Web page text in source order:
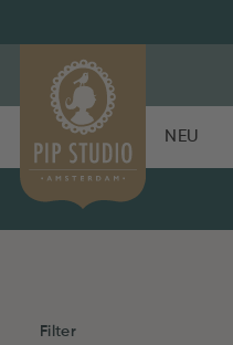
NEU
Filter